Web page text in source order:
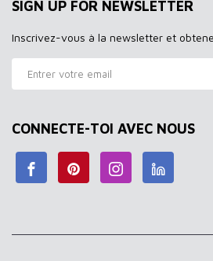
SIGN UP FOR NEWSLETTER
Inscrivez-vous à la newsletter et
CONNECTE-TOI AVEC NOUS